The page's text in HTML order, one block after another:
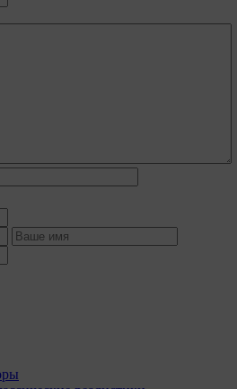
рекламы пользователю.
файлы cookie для
персональных данных.
как файлы cookie первой
сайтами, которые
так и сторонние файлы
расположенным вне
обезличенные данные
(включая файлы «cookie»),
сервисов Интернет-